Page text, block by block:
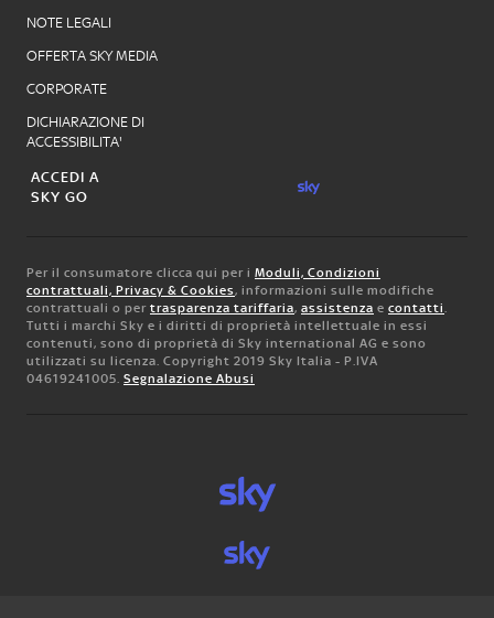
NOTE LEGALI
OFFERTA SKY MEDIA
CORPORATE
DICHIARAZIONE DI
ACCESSIBILITA'
ACCEDI A
SKY GO
Per il consumatore clicca qui per i Moduli, Condizioni
contrattuali, Privacy & Cookies, informazioni sulle modifiche
contrattuali o per trasparenza tariffaria, assistenza e contatti.
Tutti i marchi Sky e i diritti di proprietà intellettuale in essi
contenuti, sono di proprietà di Sky international AG e sono
utilizzati su licenza. Copyright 2019 Sky Italia - P.IVA
04619241005. Segnalazione Abusi